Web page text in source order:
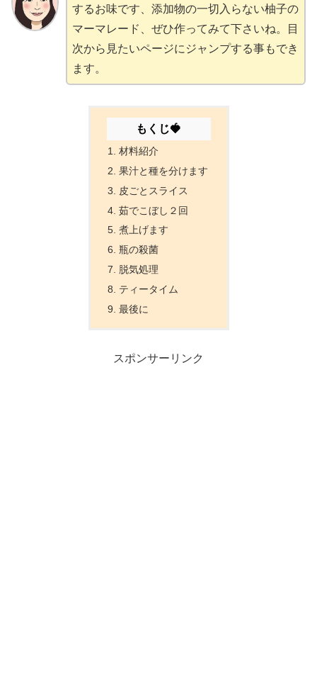
するお味です、添加物の一切入らない柚子の
マーマレード、ぜひ作ってみて下さいね。目
次から見たいページにジャンプする事もでき
ます。
もくじ🍓
材料紹介
果汁と種を分けます
皮ごとスライス
茹でこぼし２回
煮上げます
瓶の殺菌
脱気処理
ティータイム
最後に
スポンサーリンク